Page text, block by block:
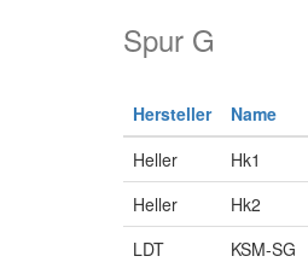
Spur G
Hersteller Name
Heller
Hk1
Heller
Hk2
LDT
KSM-SG